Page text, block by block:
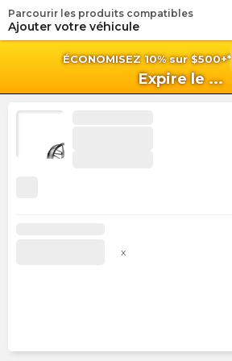
ÉCONOMISEZ 10% sur $500+*
Expire le ...
Parcourir les produits compatibles
Ajouter votre véhicule
x